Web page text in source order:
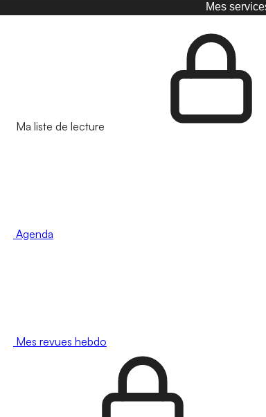
Mes
Ma liste de lecture
Agenda
Mes revues hebdo